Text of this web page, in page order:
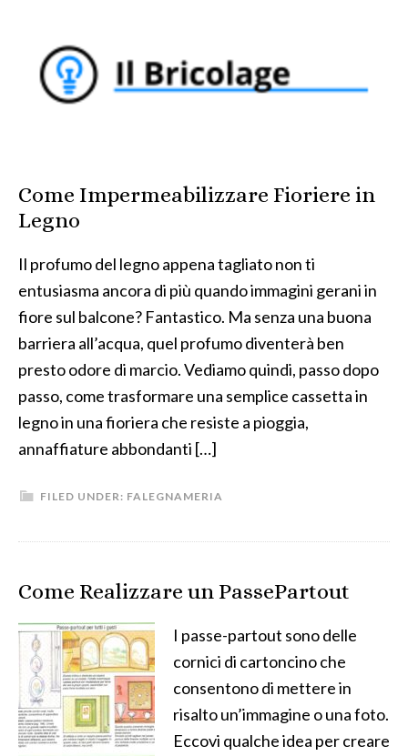
Come Impermeabilizzare Fioriere in
Legno
Il profumo del legno appena tagliato non ti
entusiasma ancora di più quando immagini gerani in
fiore sul balcone? Fantastico. Ma senza una buona
barriera all’acqua, quel profumo diventerà ben
presto odore di marcio. Vediamo quindi, passo dopo
passo, come trasformare una semplice cassetta in
legno in una fioriera che resiste a pioggia,
annaffiature abbondanti […]
FILED UNDER: FALEGNAMERIA
Come Realizzare un PassePartout
I passe-partout sono delle
cornici di cartoncino che
consentono di mettere in
risalto un’immagine o una foto.
Eccovi qualche idea per creare